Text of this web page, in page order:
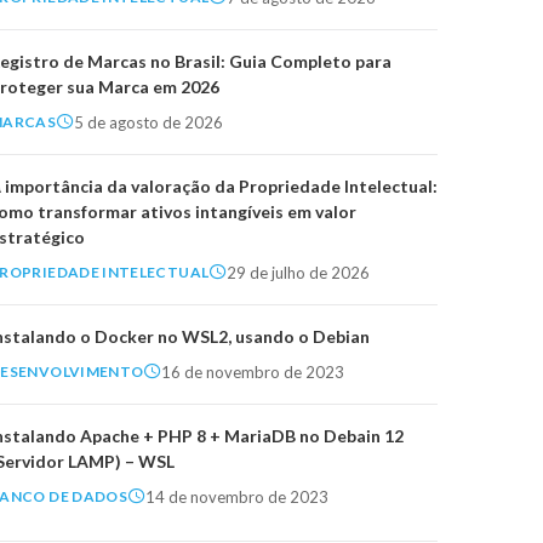
de Marcas no Brasil: Guia Completo para
sua Marca em 2026
5 de agosto de 2026
importância da valoração da Propriedade Intelectual:
transformar ativos intangíveis em valor
INTELECTUAL 29 de julho de 2026
o Docker no WSL2, usando o Debian
16 de novembro de 2023
Apache + PHP 8 + MariaDB no Debain 12
LAMP) – WSL
DE DADOS 14 de novembro de 2023